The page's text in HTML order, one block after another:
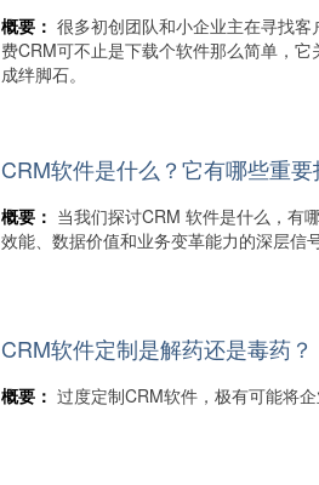
概要： 很多初创团队和小企业主在寻找
费CRM可不止是下载个软件那么简单，
成绊脚石。
CRM软件是什么？它有哪些重
概要： 当我们探讨CRM 软件是什么，有
效能、数据价值和业务变革能力的深层信
CRM软件定制是解药还是毒药
概要： 过度定制CRM软件，极有可能将